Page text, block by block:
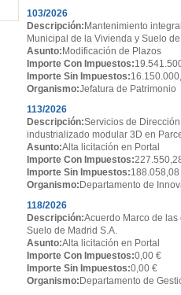
103/2026
Descripción: Mantenimiento
Municipal de la Vivienda y Suelo
Asunto: Modificación de Plazos
Importe Con Impuestos:
Importe Sin Impuestos:
Organismo:Jefatura de Patrimonio
113/2026
Descripción:Servicios de
industrializado modular 3D en
Asunto:Alta licitación en Portal
Importe Con Impuestos:
Importe Sin Impuestos:188.058,08
Organismo: Departamento de
118/2026
Descripción:Acuerdo Marco de
Suelo de Madrid S.A.
Asunto:Alta licitación en Portal
Importe Con Impuestos:0,00 €
Importe Sin Impuestos:0,00 €
Organismo: Departamento de